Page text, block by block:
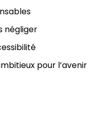
négliger
pour l’avenir